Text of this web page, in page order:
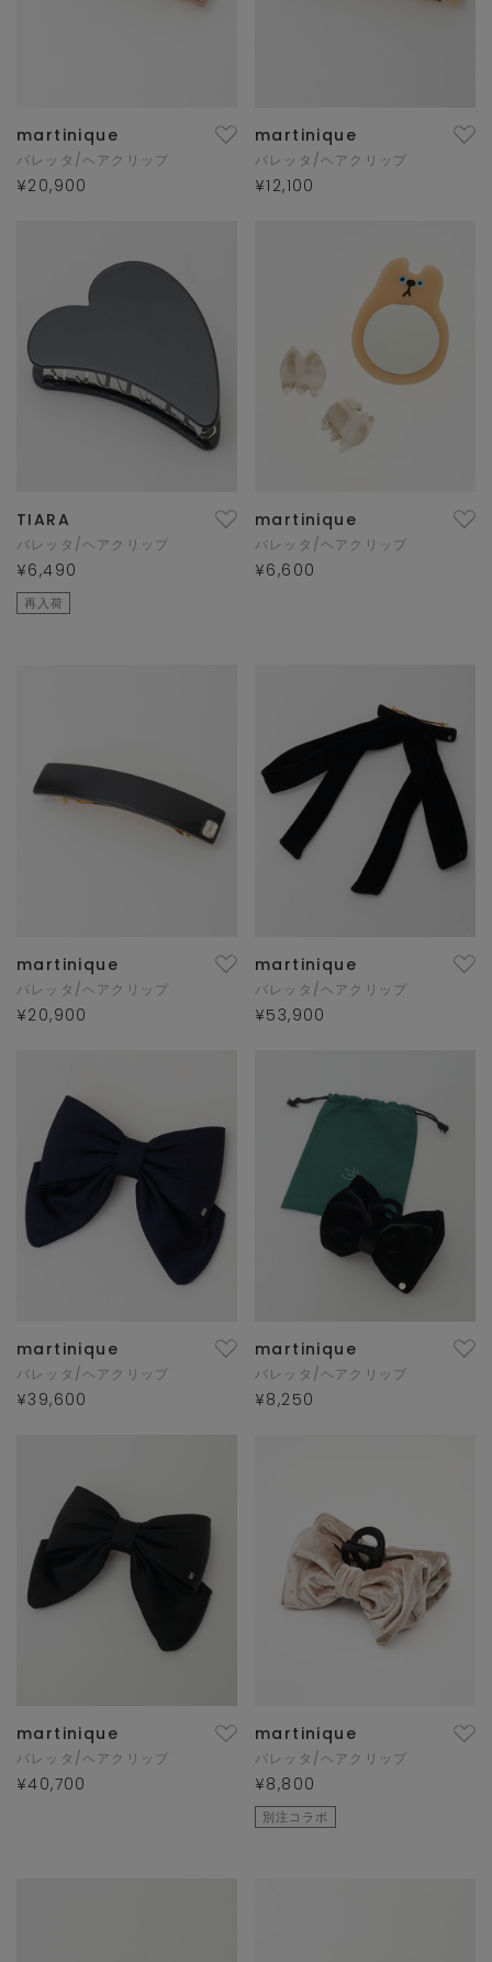
martinique
バレッタ/ヘアクリップ
¥20,900
martinique
バレッタ/ヘアクリップ
¥12,100
TIARA
バレッタ/ヘアクリップ
¥6,490
再入荷
martinique
バレッタ/ヘアクリップ
¥6,600
martinique
バレッタ/ヘアクリップ
¥20,900
martinique
バレッタ/ヘアクリップ
¥53,900
martinique
バレッタ/ヘアクリップ
¥39,600
martinique
バレッタ/ヘアクリップ
¥8,250
martinique
バレッタ/ヘアクリップ
¥40,700
martinique
バレッタ/ヘアクリップ
¥8,800
別注コラボ